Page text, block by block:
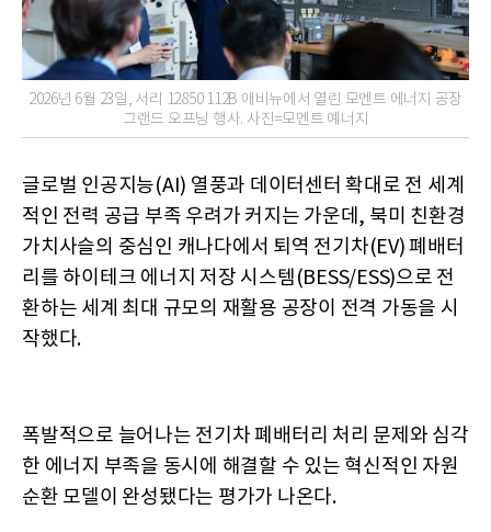
2026년 6월 23일, 서리 12850 112B 애비뉴에서 열린 모멘트 에너지 공장
그랜드 오프닝 행사. 사진=모멘트 예너지
글로벌 인공지능(AI) 열풍과 데이터센터 확대로 전 세계
적인 전력 공급 부족 우려가 커지는 가운데, 북미 친환경
가치사슬의 중심인 캐나다에서 퇴역 전기차(EV) 폐배터
리를 하이테크 에너지 저장 시스템(BESS/ESS)으로 전
환하는 세계 최대 규모의 재활용 공장이 전격 가동을 시
작했다.
폭발적으로 늘어나는 전기차 폐배터리 처리 문제와 심각
한 에너지 부족을 동시에 해결할 수 있는 혁신적인 자원
순환 모델이 완성됐다는 평가가 나온다.